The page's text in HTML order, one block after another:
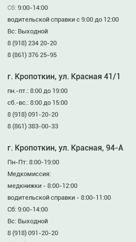
Сб: 9:00-14:00
водительской справки с 9:00 до 12:00
Вс: Выходной
8 (918) 234 20-20
8 (861) 376 25-95
г. Кропоткин, ул. Красная 41/1
пн.-пт.: 8:00 до 19:00
сб.-вс.: 8:00 до 15:00
8 (918) 091-20-20
8 (861) 383-00-33
г. Кропоткин, ул. Красная, 94-А
Пн-Пт: 8:00-19:00
Медкомиссия:
медкнижки - 8:00-12:00
водительской справки - 8:00-11:00
Сб: 9:00-14:00
Вс: Выходной
8 (918) 091-20-20